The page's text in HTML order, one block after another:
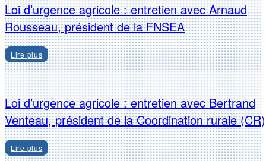
Loi d’urgence agricole : entretien avec Arnaud
Rousseau, président de la FNSEA
Lire plus
Loi d’urgence agricole : entretien avec Bertrand
Venteau, président de la Coordination rurale (CR)
Lire plus